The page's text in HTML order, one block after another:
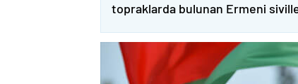
topraklarda bulunan Ermeni